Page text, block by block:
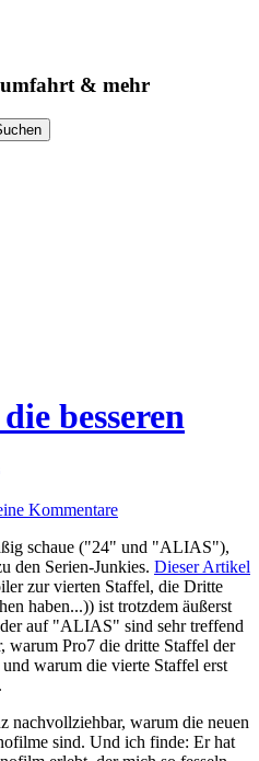
& mehr
besseren
Kommentare
schaue ("24" und "ALIAS"),
den Serien-Junkies. Dieser Artikel
zur vierten Staffel, die Dritte
haben...)) ist trotzdem äußerst
auf "ALIAS" sind sehr treffend
warum Pro7 die dritte Staffel der
warum die vierte Staffel erst
nachvollziehbar, warum die neuen
sind. Und ich finde: Er hat